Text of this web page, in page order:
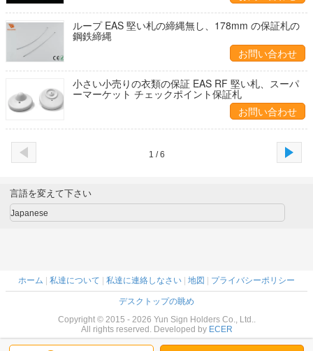
ループ EAS 堅い札の締縄無し、178mm の保証札の
鋼鉄締縄
お問い合わせ
小さい小売りの衣類の保証 EAS RF 堅い札、スーパ
ーマーケット チェックポイント保証札
お問い合わせ
1 / 6
言語を変えて下さい
Japanese
ホーム 私達について 私達に連絡しなさい 地図 プライバシーポリシー
デスクトップの眺め
Copyright © 2015 - 2026 Yun Sign Holders Co., Ltd..
All rights reserved. Developed by ECER